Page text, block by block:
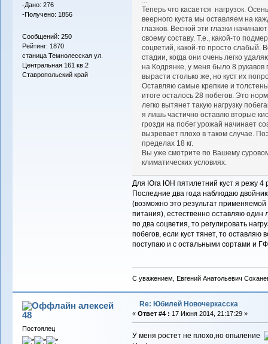
-Дано: 276
-Получено: 1856
Сообщений: 250
Рейтинг: 1870
станица Темнолесская ул.
Центральная 161 кв.2
Ставропольский край
Теперь что касается нагрузок.
веерного куста мы оставляем на
глазков. Весной эти глазки
своему составу. Т.е., какой-то
соцветий, какой-то просто
стадии, когда они очень легко
на Кодрянке, у меня было 8 рукавов
вырасти столько же, но куст их
Оставляю самые крепкие и
итоге осталось 28 побегов. Это
легко вытянет такую нагрузку
я лишь частично оставлю вторые
грозди на побег урожай начинает
вызревает плохо в таком случае.
пределах 18 кг.
Вы уже смотрите по Вашему
климатических условиях.
Для Юга ЮН пятилетний куст я режу 4
Последние два года наблюдаю
(возможно это результат
питания), естественно оставляю один
по два соцветия, то регулировать
побегов, если куст тянет, то
поступаю и с остальными сортами и
С уважением, Евгений Анатольевич
алексей
48
Постоялец
Re: Юбилей Новочеркасска
« Ответ #4 : 17 Июня 2014, 21:17:29 »
У меня ростет не плохо,но опыление